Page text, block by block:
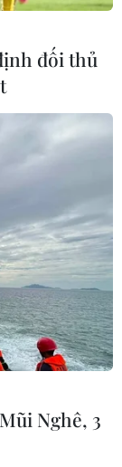
hữu
Quốc,
đã gặp gỡ
biệt là
xứ Kimchi.
đối thủ
Nghê, 3